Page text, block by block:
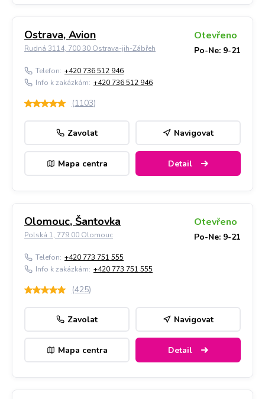
Ostrava, Avion
Rudná 3114, 700 30 Ostrava-jih-Zábřeh
Otevřeno
Po-Ne: 9-21
Telefon: +420 736 512 946
Info k zakázkám: +420 736 512 946
(1103)
Zavolat Navigovat
Mapa centra Detail
Olomouc, Šantovka
Polská 1, 779 00 Olomouc
Otevřeno
Po-Ne: 9-21
Telefon: +420 773 751 555
Info k zakázkám: +420 773 751 555
(425)
Zavolat Navigovat
Mapa centra Detail